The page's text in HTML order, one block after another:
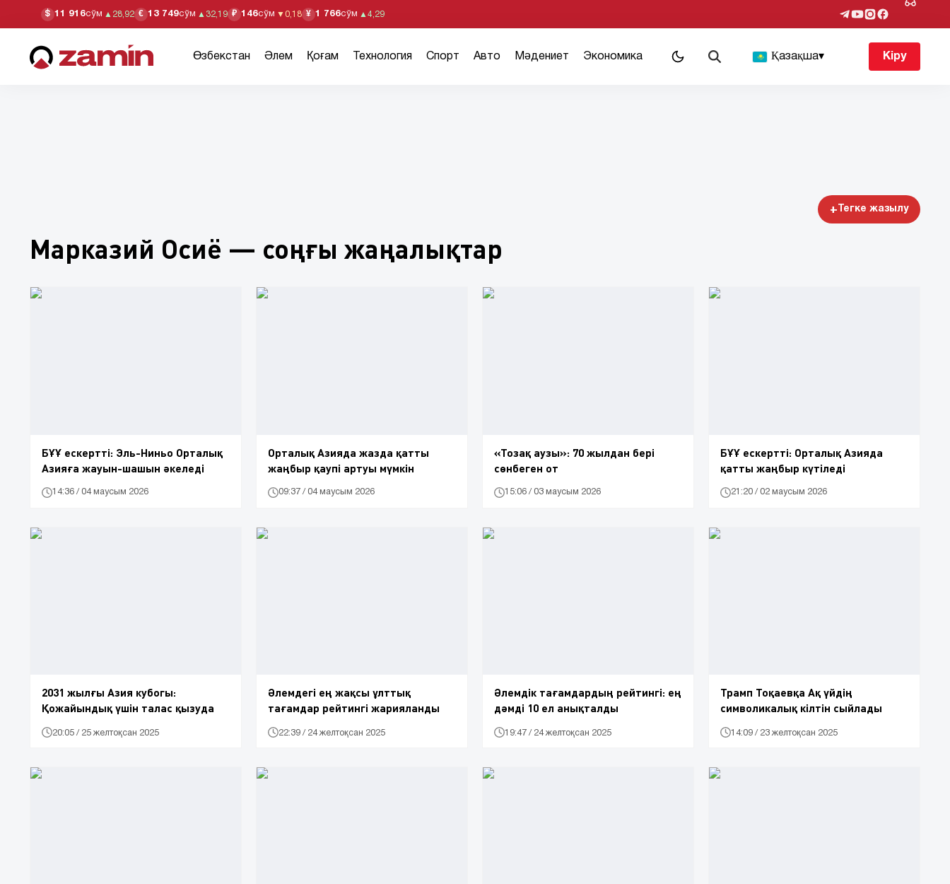
$ 11 916сўм ▲ 28,92 € 13 749сўм ▲ 32,19 ₽ 146сўм ▼ 0,18 ¥ 1 766сўм ▲ 4,29
Өзбекстан Әлем Қоғам Технология Спорт Авто Мәдениет Экономика Қазақша▾ Кіру
+ Тегке жазылу
Марказий Осиё — соңғы жаңалықтар
БҰҰ ескертті: Эль-Ниньо Орталық
Азияға жауын-шашын әкеледі
14:36 / 04 маусым 2026
Орталық Азияда жазда қатты
жаңбыр қаупі артуы мүмкін
09:37 / 04 маусым 2026
«Тозақ аузы»: 70 жылдан бері
сөнбеген от
15:06 / 03 маусым 2026
БҰҰ ескертті: Орталық Азияда
қатты жаңбыр күтіледі
21:20 / 02 маусым 2026
2031 жылғы Азия кубогы:
Қожайындық үшін талас қызуда
20:05 / 25 желтоқсан 2025
Әлемдегі ең жақсы ұлттық
тағамдар рейтингі жарияланды
22:39 / 24 желтоқсан 2025
Әлемдік тағамдардың рейтингі: ең
дәмді 10 ел анықталды
19:47 / 24 желтоқсан 2025
Трамп Тоқаевқа Ақ үйдің
символикалық кілтін сыйлады
14:09 / 23 желтоқсан 2025